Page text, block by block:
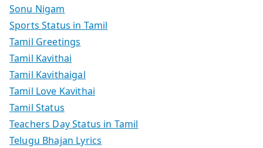
Sonu Nigam
Sports Status in Tamil
Tamil Greetings
Tamil Kavithai
Tamil Kavithaigal
Tamil Love Kavithai
Tamil Status
Teachers Day Status in Tamil
Telugu Bhajan Lyrics